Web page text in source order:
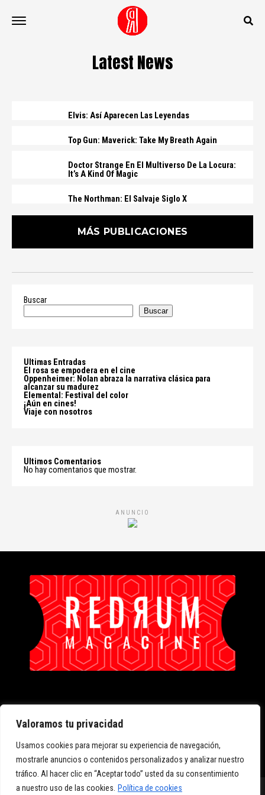
Valoramos tu privacidad
Usamos cookies para mejorar su experiencia de navegación,
mostrarle anuncios o contenidos personalizados y analizar nuestro
tráfico. Al hacer clic en “Aceptar todo” usted da su consentimiento
a nuestro uso de las cookies.
Política de cookies
Latest News
Elvis: Así Aparecen Las Leyendas
Top Gun: Maverick: Take My Breath Again
Doctor Strange En El Multiverso De La Locura:
It’s A Kind Of Magic
The Northman: El Salvaje Siglo X
MÁS PUBLICACIONES
Buscar
Buscar
Ultimas Entradas
El rosa se empodera en el cine
Oppenheimer: Nolan abraza la narrativa clásica para
alcanzar su madurez
Elemental: Festival del color
¡Aún en cines!
Viaje con nosotros
Ultimos Comentarios
No hay comentarios que mostrar.
ANUNCIO
AVISO LEGAL POLÍTICA DE COOKIES POLÍTICA DE PRIVACIDAD